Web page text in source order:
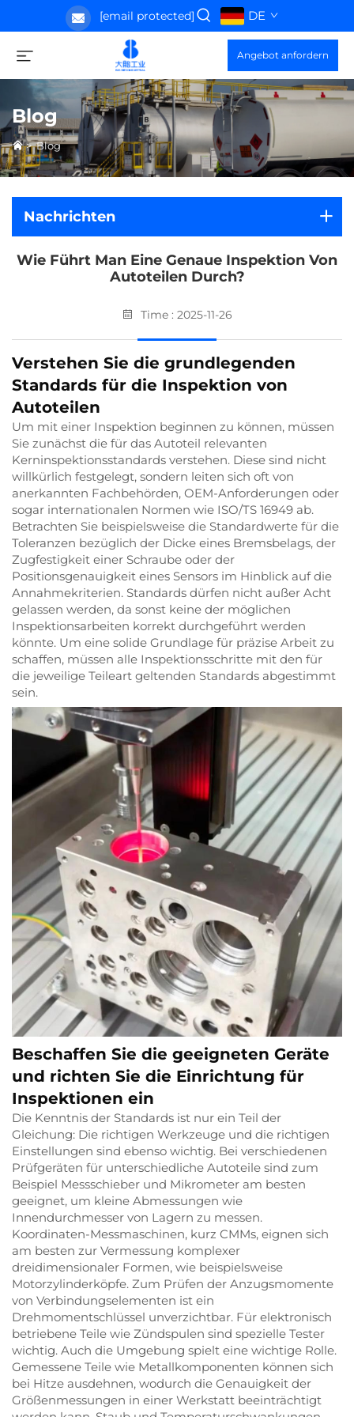
[email protected] DE
Angebot anfordern
Blog
>Blog
Nachrichten
Wie Führt Man Eine Genaue Inspektion Von
Autoteilen Durch?
Time : 2025-11-26
Verstehen Sie die grundlegenden
Standards für die Inspektion von
Autoteilen
Um mit einer Inspektion beginnen zu können, müssen
Sie zunächst die für das Autoteil relevanten
Kerninspektionsstandards verstehen. Diese sind nicht
willkürlich festgelegt, sondern leiten sich oft von
anerkannten Fachbehörden, OEM-Anforderungen oder
sogar internationalen Normen wie ISO/TS 16949 ab.
Betrachten Sie beispielsweise die Standardwerte für die
Toleranzen bezüglich der Dicke eines Bremsbelags, der
Zugfestigkeit einer Schraube oder der
Positionsgenauigkeit eines Sensors im Hinblick auf die
Annahmekriterien. Standards dürfen nicht außer Acht
gelassen werden, da sonst keine der möglichen
Inspektionsarbeiten korrekt durchgeführt werden
könnte. Um eine solide Grundlage für präzise Arbeit zu
schaffen, müssen alle Inspektionsschritte mit den für
die jeweilige Teileart geltenden Standards abgestimmt
sein.
Beschaffen Sie die geeigneten Geräte
und richten Sie die Einrichtung für
Inspektionen ein
Die Kenntnis der Standards ist nur ein Teil der
Gleichung: Die richtigen Werkzeuge und die richtigen
Einstellungen sind ebenso wichtig. Bei verschiedenen
Prüfgeräten für unterschiedliche Autoteile sind zum
Beispiel Messschieber und Mikrometer am besten
geeignet, um kleine Abmessungen wie
Innendurchmesser von Lagern zu messen.
Koordinaten-Messmaschinen, kurz CMMs, eignen sich
am besten zur Vermessung komplexer
dreidimensionaler Formen, wie beispielsweise
Motorzylinderköpfe. Zum Prüfen der Anzugsmomente
von Verbindungselementen ist ein
Drehmomentschlüssel unverzichtbar. Für elektronisch
betriebene Teile wie Zündspulen sind spezielle Tester
wichtig. Auch die Umgebung spielt eine wichtige Rolle.
Gemessene Teile wie Metallkomponenten können sich
bei Hitze ausdehnen, wodurch die Genauigkeit der
Größenmessungen in einer Werkstatt beeinträchtigt